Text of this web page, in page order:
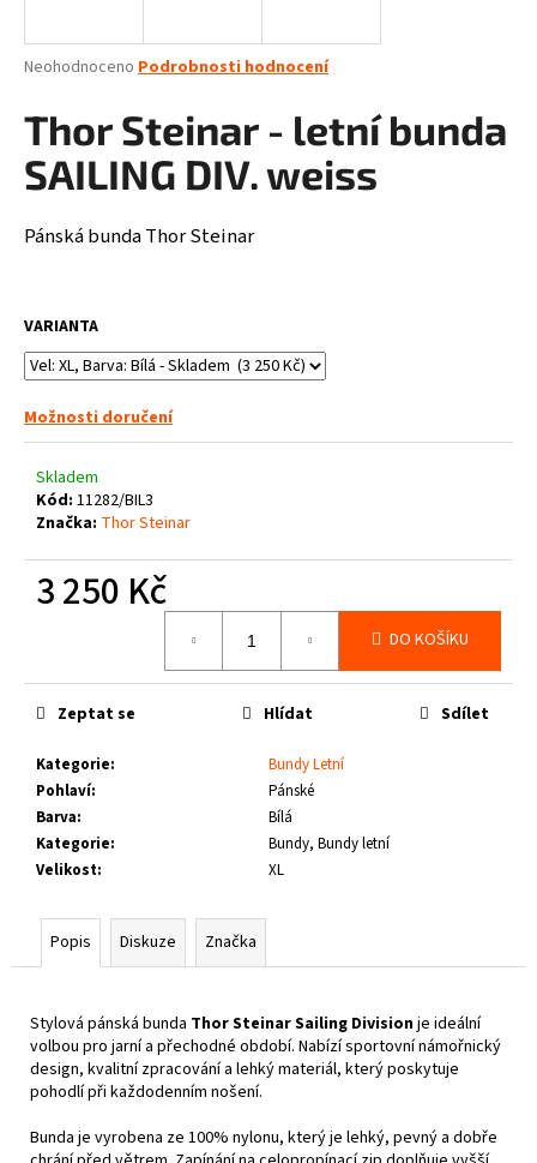
Průměrné
produktu
0,0
z
hvězdiček.
Neohodnoceno Podrobnosti hodnocení
Thor Steinar - letní bunda
SAILING DIV. weiss
Pánská bunda Thor Steinar
VARIANTA
Možnosti doručení
Skladem
Kód: 11282/BIL3
Značka: Thor Steinar
3 250 Kč
DO KOŠÍKU
Kategorie:
Bundy Letní
Pohlaví:
Pánské
Barva:
Bílá
Kategorie:
Bundy, Bundy letní
Velikost: XL
Zeptat se Hlídat Sdílet
Popis Diskuze Značka
Stylová pánská bunda Thor Steinar Sailing Divisionje ideální
volbou pro jarní a přechodné období. Nabízí sportovní námořnický
design, kvalitní zpracování a lehký materiál, který poskytuje
pohodlí při každodenním nošení.
Bunda je vyrobena ze 100% nylonu, který je lehký, pevný a dobře
j
t
?
D
o
p
u
u
STEINAR
LEDVINKA
GUNGNIR
T.S.
LOGO
Kč